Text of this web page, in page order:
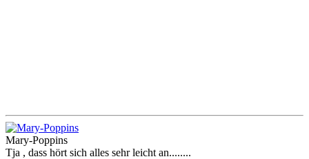
Mary-Poppins
Tja , dass hört sich alles sehr leicht an........